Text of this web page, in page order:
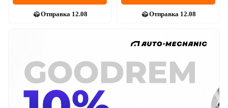
Отправка 12.08 Отправка 12.08